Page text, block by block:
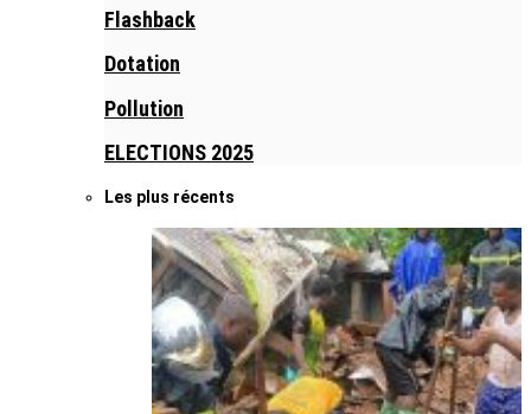
Flashback
Dotation
Pollution
ELECTIONS 2025
Les plus récents